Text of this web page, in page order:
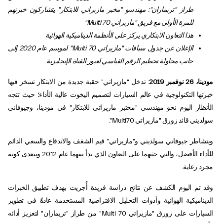
طراز "تريماران": مهندسو "مخبر مازيراتي للابتكار" يتشاركون خبرتهم
للمرة الأولى مع فريق "مازيراتيMulti 70
"
هذا التعاون الابتكاري يركز على الأنظمة الديناميكية الهوائية
الإعلان عن جدول سباقات "مازيراتيMulti 70
" لموسم عام 2020 إلى
جانب محاولة تحطيم الرقم القياسي لعبور القناة الإنجليزية
مودينا، 26 نوفمبر 2019
: تدخل "مازيراتي" حقبة جديدة من الابتكار تسخر فيها
خبرتها التكنولوجية في عالم السيارات لتصميم اليخوت عالية الأداء؛ حيث تتجه
الأنظار اليوم نحو مهندسي "مختبر مازيراتي للابتكار" في مودينا، وجيوفاني
سولديني قائد زورق "مازيراتي Multi70".
ويتشاطر جيوفاني سولديني و"مازيراتي" قيم الشغف والاندفاع والسعي الدائم
للأداء الأفضل، والتي حثتهما على التعاون الذي بدأ بينهما عام 2012 ويتعدى كونه
مجرد رعاية.
وقد تم اليوم الكشف عن نتائج دراسة فريدة أُجريت بهدف تطبيق الخبرات
الديناميكية الهوائية وأدوات التحليل الافتراضية المستخدمة عادةً في تطوير
السيارات على زورق "مازيراتي Multi 70" من طراز "تريماران" لتعزيز أدائه